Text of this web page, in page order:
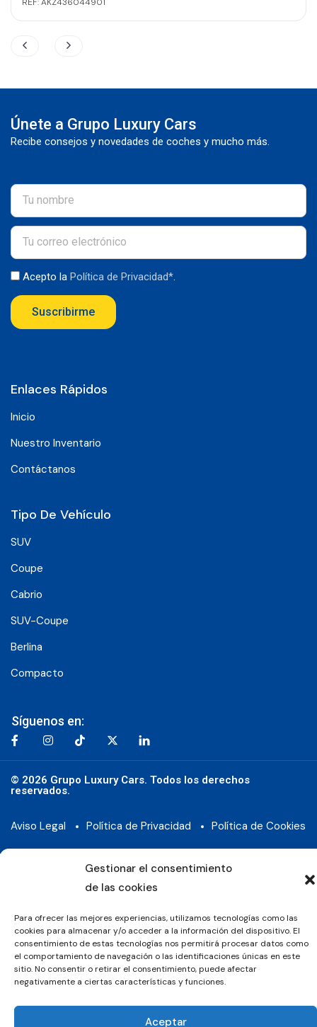
Gestionar el consentimiento
de las cookies
Para ofrecer las mejores experiencias, utilizamos tecnologías como las
cookies para almacenar y/o acceder a la información del dispositivo. El
consentimiento de estas tecnologías nos permitirá procesar datos como
el comportamiento de navegación o las identificaciones únicas en este
sitio. No consentir o retirar el consentimiento, puede afectar
negativamente a ciertas características y funciones.
Aceptar
Únete a Grupo Luxury Cars
Recibe consejos y novedades de coches y mucho más.
Acepto la Política de Privacidad*
Suscribirme
Enlaces Rápidos
Inicio
Nuestro Inventario
Contáctanos
Tipo De Vehículo
SUV
Coupe
Cabrio
SUV-Coupe
Berlina
Compacto
Síguenos en:
© 2026 Grupo Luxury Cars. Todos los derechos
reservados.
Aviso Legal Política de Privacidad Política de Cookies